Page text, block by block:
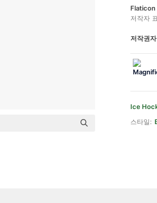
Flaticon
저작자
저작권
Ice
스타일: